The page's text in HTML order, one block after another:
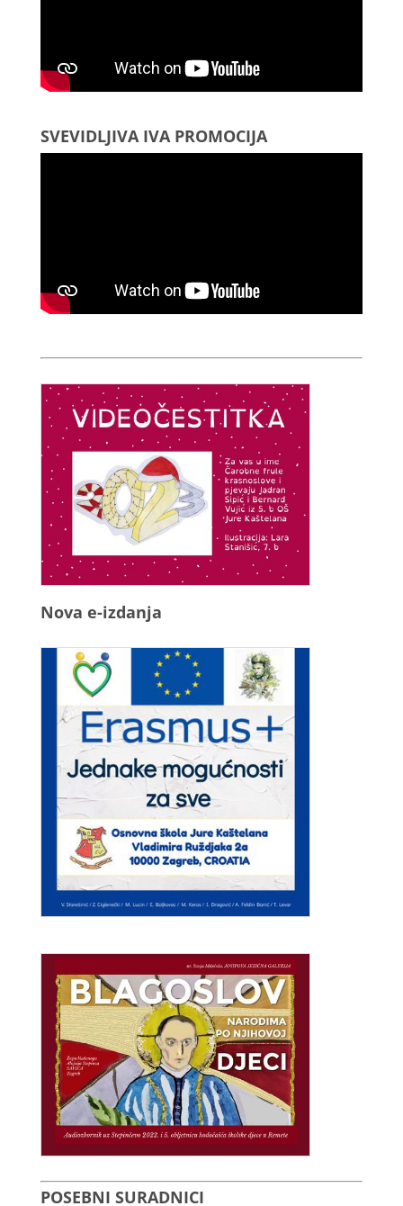
SVEVIDLJIVA IVA PROMOCIJA
Nova e-izdanja
POSEBNI SURADNICI